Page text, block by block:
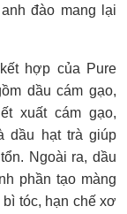
đào mang lại
hợp của Pure
dầu cám gạo,
xuất cám gạo,
dầu hạt trà giúp
Ngoài ra, dầu
phần tạo màng
tóc, hạn chế xơ